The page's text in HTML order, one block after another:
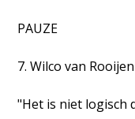
PAUZE
7. Wilco van Rooijen
"Het is niet logisch